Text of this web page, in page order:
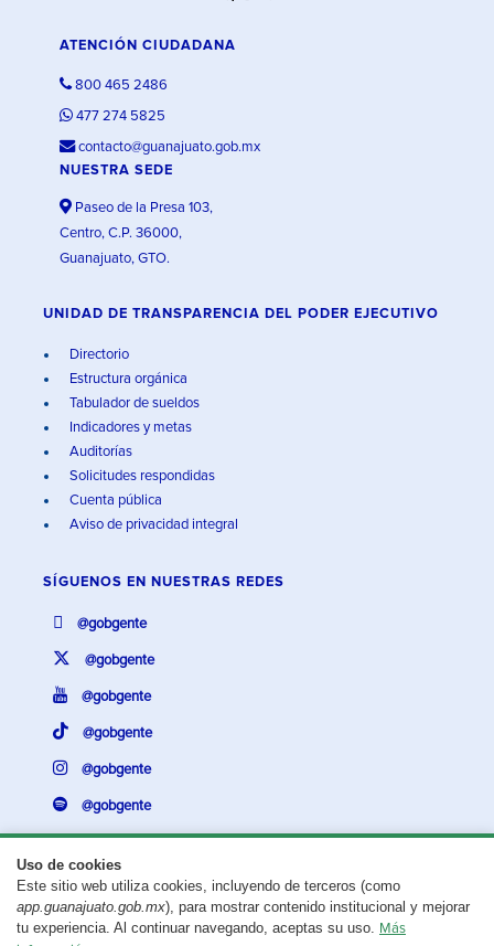
Uso de cookies
Este sitio web utiliza cookies, incluyendo de terceros (como
app.guanajuato.gob.mx), para mostrar contenido institucional y mejorar
tu experiencia. Al continuar navegando, aceptas su uso. Más
ATENCIÓN CIUDADANA
800 465 2486
477 274 5825
contacto@guanajuato.gob.mx
NUESTRA SEDE
Paseo de la Presa 103,
Centro, C.P. 36000,
Guanajuato, GTO.
UNIDAD DE TRANSPARENCIA DEL PODER EJECUTIVO
Directorio
Estructura orgánica
Tabulador de sueldos
Indicadores y metas
Auditorías
Solicitudes respondidas
Cuenta pública
Aviso de privacidad integral
SÍGUENOS EN NUESTRAS REDES
@gobgente
@gobgente
@gobgente
@gobgente
@gobgente
@gobgente
¿Existe algún problema con esta página?Repórtalo aquí.